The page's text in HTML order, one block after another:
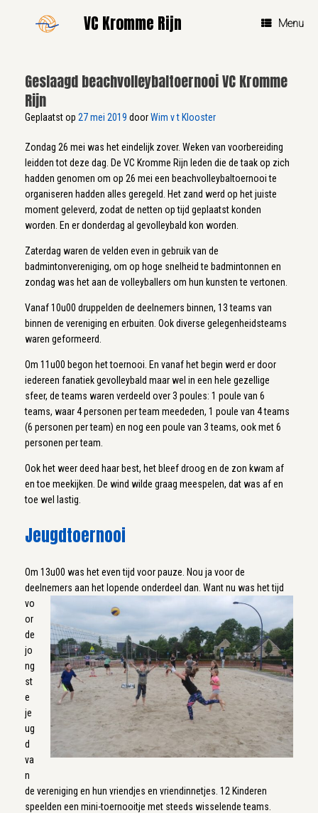
VC Kromme Rijn Menu
Geslaagd beachvolleybaltoernooi VC Kromme
Rijn
Geplaatst op 27 mei 2019 doorWim v t Klooster
Zondag 26 mei was het eindelijk zover. Weken van voorbereiding
leidden tot deze dag. De VC Kromme Rijn leden die de taak op zich
hadden genomen om op 26 mei een beachvolleybaltoernooi te
organiseren hadden alles geregeld. Het zand werd op het juiste
moment geleverd, zodat de netten op tijd geplaatst konden
worden. En er donderdag al gevolleybald kon worden.
Zaterdag waren de velden even in gebruik van de
badmintonvereniging, om op hoge snelheid te badmintonnen en
zondag was het aan de volleyballers om hun kunsten te vertonen.
Vanaf 10u00 druppelden de deelnemers binnen, 13 teams van
binnen de vereniging en erbuiten. Ook diverse gelegenheidsteams
waren geformeerd.
Om 11u00 begon het toernooi. En vanaf het begin werd er door
iedereen fanatiek gevolleybald maar wel in een hele gezellige
sfeer, de teams waren verdeeld over 3 poules: 1 poule van 6
teams, waar 4 personen per team meededen, 1 poule van 4 teams
(6 personen per team) en nog een poule van 3 teams, ook met 6
personen per team.
Ook het weer deed haar best, het bleef droog en de zon kwam af
en toe meekijken. De wind wilde graag meespelen, dat was af en
toe wel lastig.
Jeugdtoernooi
Om 13u00 was het even tijd voor pauze. Nou ja voor de
deelnemers aan het lopende onderdeel dan. Want nu was het tijd
vo
or
de
jo
ng
st
e
je
ug
d
va
n
de vereniging en hun vriendjes en vriendinnetjes. 12 Kinderen
speelden een mini-toernooitje met steeds wisselende teams.